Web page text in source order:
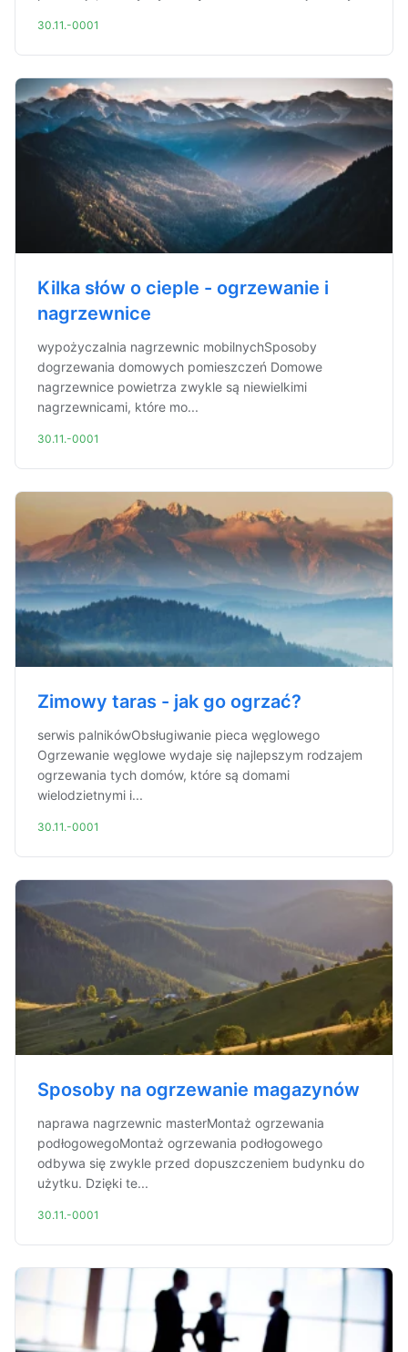
30.11.-0001
Kilka słów o cieple - ogrzewanie i
nagrzewnice
wypożyczalnia nagrzewnic mobilnychSposoby
dogrzewania domowych pomieszczeń Domowe
nagrzewnice powietrza zwykle są niewielkimi
nagrzewnicami, które mo...
30.11.-0001
Zimowy taras - jak go ogrzać?
serwis palnikówObsługiwanie pieca węglowego
Ogrzewanie węglowe wydaje się najlepszym rodzajem
ogrzewania tych domów, które są domami
wielodzietnymi i...
30.11.-0001
Sposoby na ogrzewanie magazynów
naprawa nagrzewnic masterMontaż ogrzewania
podłogowegoMontaż ogrzewania podłogowego
odbywa się zwykle przed dopuszczeniem budynku do
użytku. Dzięki te...
30.11.-0001